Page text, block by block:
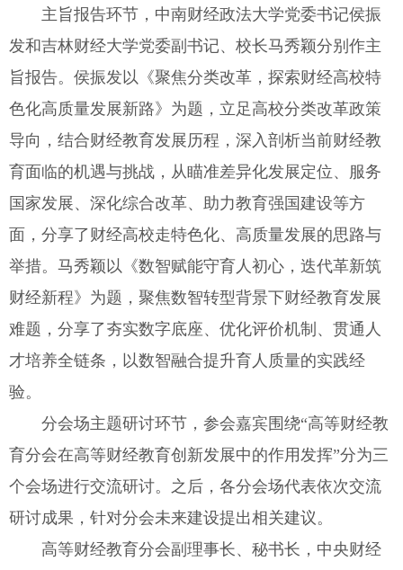
主旨报告环节，中南财经政法大学党委书记侯振
发和吉林财经大学党委副书记、校长马秀颖分别作主
旨报告。侯振发以《聚焦分类改革，探索财经高校特
色化高质量发展新路》为题，立足高校分类改革政策
导向，结合财经教育发展历程，深入剖析当前财经教
育面临的机遇与挑战，从瞄准差异化发展定位、服务
国家发展、深化综合改革、助力教育强国建设等方
面，分享了财经高校走特色化、高质量发展的思路与
举措。马秀颖以《数智赋能守育人初心，迭代革新筑
财经新程》为题，聚焦数智转型背景下财经教育发展
难题，分享了夯实数字底座、优化评价机制、贯通人
才培养全链条，以数智融合提升育人质量的实践经
验。
分会场主题研讨环节，参会嘉宾围绕“高等财经教
育分会在高等财经教育创新发展中的作用发挥”分为三
个会场进行交流研讨。之后，各分会场代表依次交流
研讨成果，针对分会未来建设提出相关建议。
高等财经教育分会副理事长、秘书长，中央财经